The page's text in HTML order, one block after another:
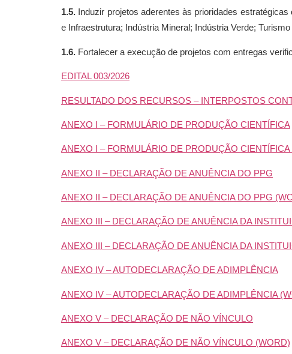
1.5. Induzir projetos aderentes às prioridades
e Infraestrutura; Indústria Mineral; Indústria Verde;
1.6. Fortalecer a execução de projetos com entregas
EDITAL 003/2026
RESULTADO DOS RECURSOS – INTERPOSTOS
ANEXO I – FORMULÁRIO DE PRODUÇÃO CIENTÍFICA
ANEXO I – FORMULÁRIO DE PRODUÇÃO CIENTÍFICA
ANEXO II – DECLARAÇÃO DE ANUÊNCIA DO PPG
ANEXO II – DECLARAÇÃO DE ANUÊNCIA DO PPG
ANEXO III – DECLARAÇÃO DE ANUÊNCIA DA
ANEXO III – DECLARAÇÃO DE ANUÊNCIA DA
ANEXO IV – AUTODECLARAÇÃO DE ADIMPLÊNCIA
ANEXO IV – AUTODECLARAÇÃO DE ADIMPLÊNCIA
ANEXO V – DECLARAÇÃO DE NÃO VÍNCULO
ANEXO V – DECLARAÇÃO DE NÃO VÍNCULO (WORD)